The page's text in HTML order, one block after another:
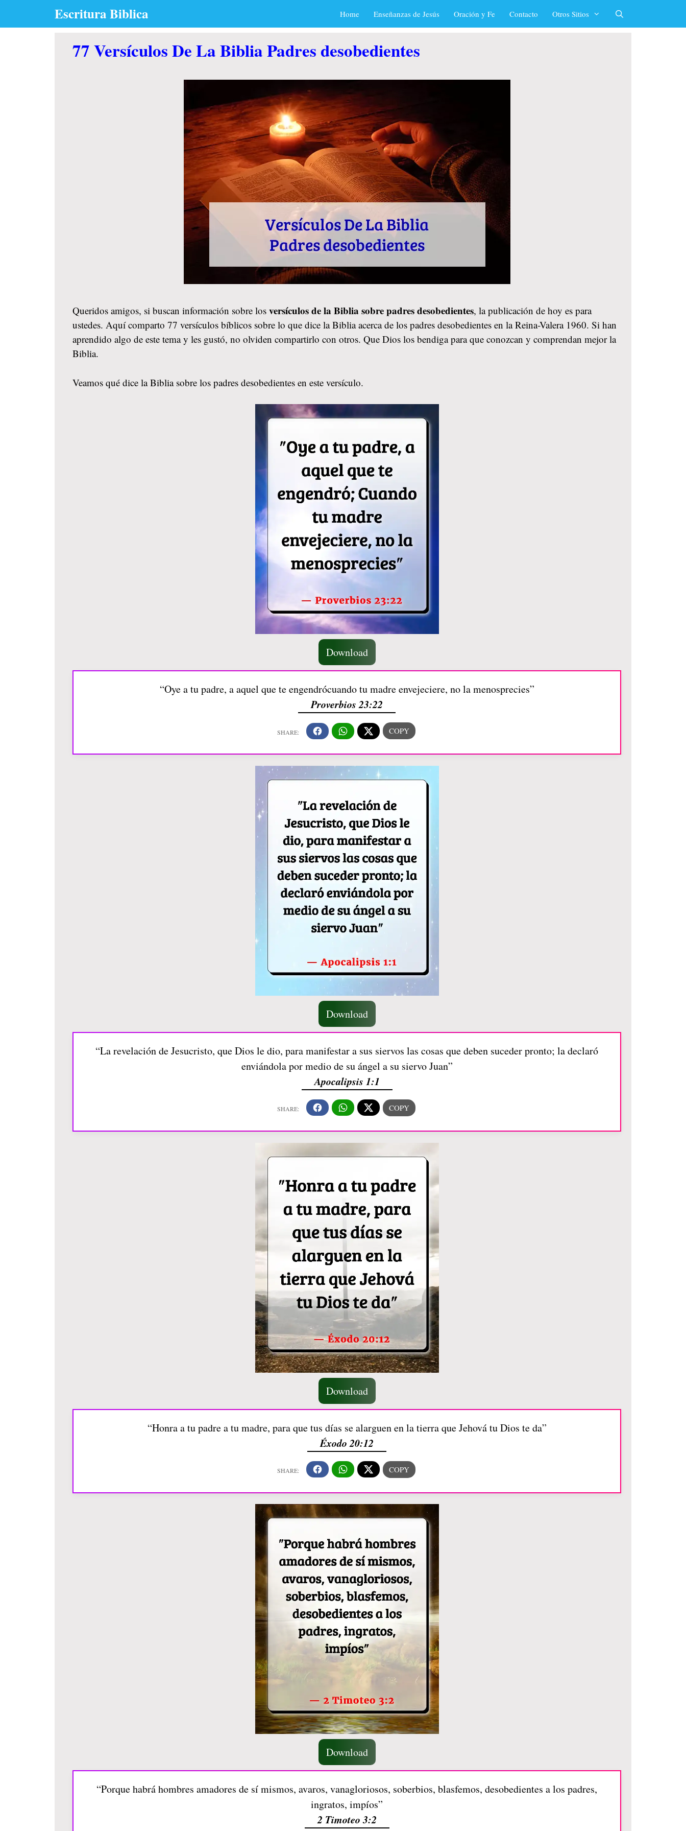
Escritura Biblica Home Enseñanzas de Jesús Oración y Fe Contacto Otros Sitios
77 Versículos De La Biblia Padres desobedientes
Queridos amigos, si buscan información sobre los versículos de la Biblia sobre padres desobedientes, la publicación de hoy es para
ustedes. Aquí comparto 77 versículos bíblicos sobre lo que dice la Biblia acerca de los padres desobedientes en la Reina-Valera 1960. Si han
aprendido algo de este tema y les gustó, no olviden compartirlo con otros. Que Dios los bendiga para que conozcan y comprendan mejor la
Biblia.
Veamos qué dice la Biblia sobre los padres desobedientes en este versículo.
Download
“Oye a tu padre, a aquel que te engendrócuando tu madre envejeciere, no la menosprecies”
Proverbios 23:22
Download
“La revelación de Jesucristo, que Dios le dio, para manifestar a sus siervos las cosas que deben suceder pronto; la declaró
enviándola por medio de su ángel a su siervo Juan”
Apocalipsis 1:1
Download
“Honra a tu padre a tu madre, para que tus días se alarguen en la tierra que Jehová tu Dios te da”
Éxodo 20:12
Download
“Porque habrá hombres amadores de sí mismos, avaros, vanagloriosos, soberbios, blasfemos, desobedientes a los padres,
ingratos, impíos”
2 Timoteo 3:2